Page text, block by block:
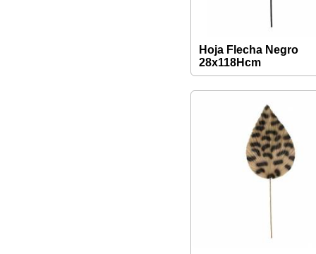
Hoja Flecha Negro
28x118Hcm